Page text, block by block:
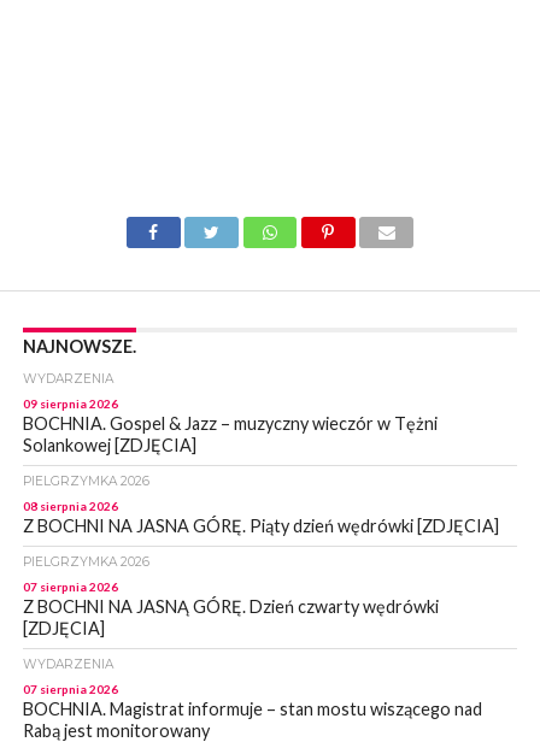
NAJNOWSZE.
WYDARZENIA
09 sierpnia 2026
BOCHNIA. Gospel & Jazz – muzyczny wieczór w Tężni
Solankowej [ZDJĘCIA]
PIELGRZYMKA 2026
08 sierpnia 2026
Z BOCHNI NA JASNA GÓRĘ. Piąty dzień wędrówki [ZDJĘCIA]
PIELGRZYMKA 2026
07 sierpnia 2026
Z BOCHNI NA JASNĄ GÓRĘ. Dzień czwarty wędrówki
[ZDJĘCIA]
WYDARZENIA
07 sierpnia 2026
BOCHNIA. Magistrat informuje – stan mostu wiszącego nad
Rabą jest monitorowany